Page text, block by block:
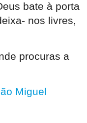
bate à porta
nos livres,
procuras a
Miguel